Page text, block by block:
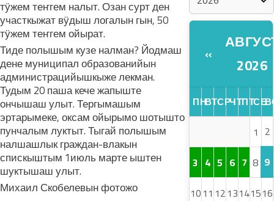
тӱжем теҥгем налыт. Озан сурт ден
участкыжат вӱдыш логалын гын, 50
тӱжем теҥгем ойырат.
Тиде полышым кузе налман? Йодмаш
дене муниципал образованийын
администрацийышкыже лекман.
Тудым 20 паша кече жапыште
ончышаш улыт. Тергымашым
эртарымеке, оксам ойырымо шотышто
пунчалым луктыт. Тыгай полышым
налшашлык граждан-влакын
спискыштым 1июль марте ыштен
шуктышаш улыт.
Михаил Скобелевын фотожо
«
2026
ПНВТСРЧТПТСБ
1 2
3 4 5 6 7 8 9
1011 1213141516